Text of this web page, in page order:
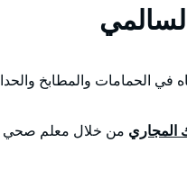
الحمامات والمطابخ
المجاري من خلال معلم صحي